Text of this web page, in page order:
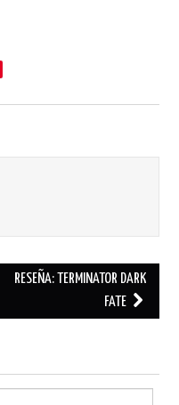
RESEÑA: TERMINATOR DARK
FATE